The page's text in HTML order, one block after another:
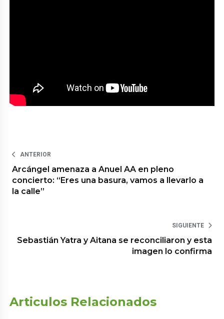
ANTERIOR
Arcángel amenaza a Anuel AA en pleno
concierto: “Eres una basura, vamos a llevarlo a
la calle”
SIGUIENTE
Sebastián Yatra y Aitana se reconciliaron y esta
imagen lo confirma
Articulos Relacionados